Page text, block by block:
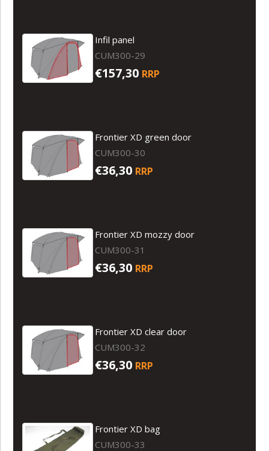
Infil panel
CUM300-29
€157,30 RRP
Frontier XD green door
CUM300-30
€36,30 RRP
Frontier XD mozzy door
CUM300-31
€36,30 RRP
Frontier XD clear door
CUM300-32
€36,30 RRP
Frontier XD bag
CUM300-33